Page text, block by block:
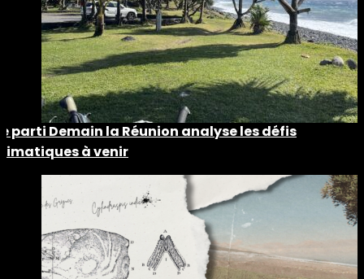
parti Demain la Réunion analyse les défis
à venir